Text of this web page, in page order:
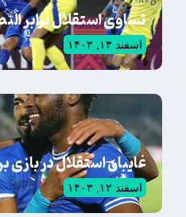
تساوی استقلال برابر
اسفند ۱۳, ۱۴۰۳
غایبان استقلال در بازی
اسفند ۱۲, ۱۴۰۳